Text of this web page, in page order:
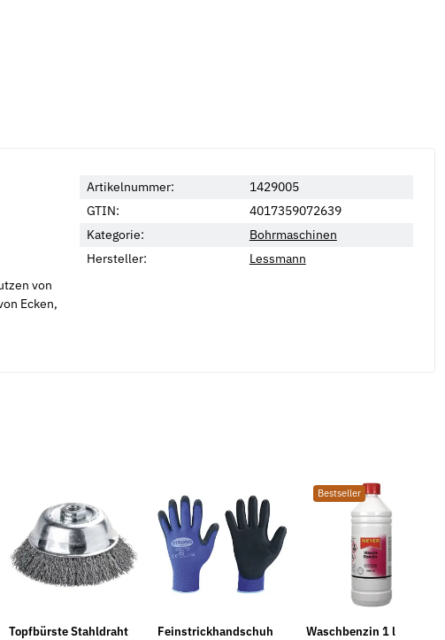
von
Ecken,
Artikelnummer:
1429005
GTIN:
4017359072639
Kategorie:
Bohrmaschinen
Hersteller:
Lessmann
Topfbürste Stahldraht
Feinstrickhandschuh
Bestseller
Waschbenzin 1 l